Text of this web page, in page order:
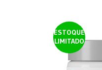
ESTOQUE
LIMITADO